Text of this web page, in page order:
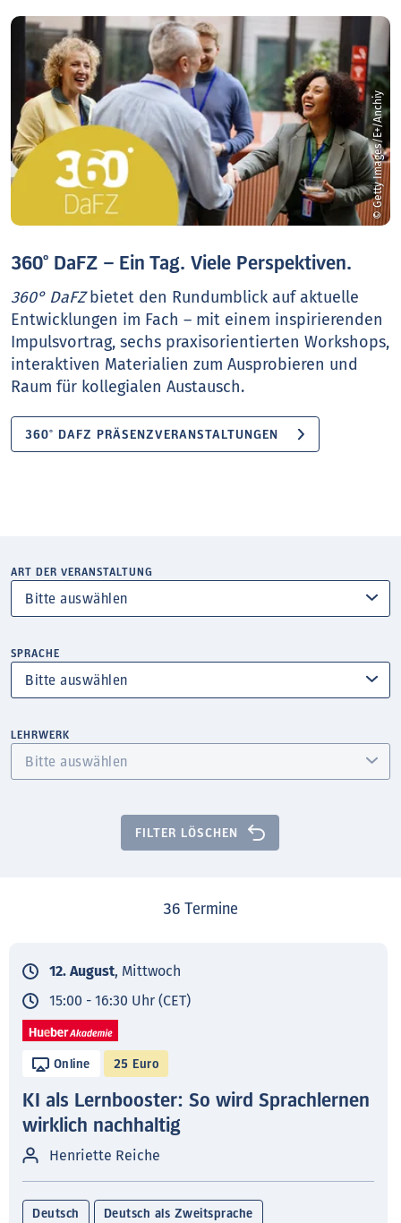
© Getty Images/E+/Anchiy
360° DaFZ – Ein Tag. Viele Perspektiven.
360° DaFZbietet den Rundumblick auf aktuelle
Entwicklungen im Fach – mit einem inspirierenden
Impulsvortrag, sechs praxisorientierten Workshops,
interaktiven Materialien zum Ausprobieren und
Raum für kollegialen Austausch.
360° DAFZ PRÄSENZVERANSTALTUNGEN
ART DER VERANSTALTUNG
SPRACHE
LEHRWERK
FILTER LÖSCHEN
36 Termine
12. August, Mittwoch
15:00 - 16:30 Uhr (CET)
Online 25 Euro
KI als Lernbooster: So wird Sprachlernen
wirklich nachhaltig
Henriette Reiche
Deutsch Deutsch als Zweitsprache